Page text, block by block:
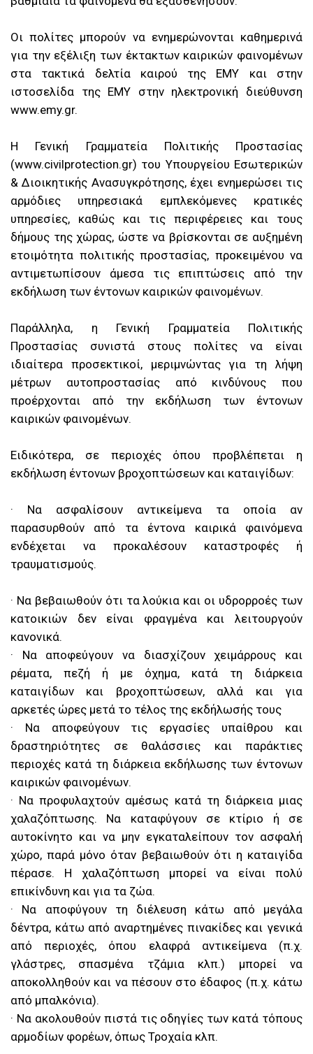
Οι πολίτες μπορούν να ενημερώνονται καθημερινά
για την εξέλιξη των έκτακτων καιρικών φαινομένων
στα τακτικά δελτία καιρού της ΕΜΥ και στην
ιστοσελίδα της ΕΜΥ στην ηλεκτρονική διεύθυνση
www.emy.gr.
Η Γενική Γραμματεία Πολιτικής Προστασίας
(www.civilprotection.gr) του Υπουργείου Εσωτερικών
& Διοικητικής Ανασυγκρότησης, έχει ενημερώσει τις
αρμόδιες υπηρεσιακά εμπλεκόμενες κρατικές
υπηρεσίες, καθώς και τις περιφέρειες και τους
δήμους της χώρας, ώστε να βρίσκονται σε αυξημένη
ετοιμότητα πολιτικής προστασίας, προκειμένου να
αντιμετωπίσουν άμεσα τις επιπτώσεις από την
εκδήλωση των έντονων καιρικών φαινομένων.
Παράλληλα, η Γενική Γραμματεία Πολιτικής
Προστασίας συνιστά στους πολίτες να είναι
ιδιαίτερα προσεκτικοί, μεριμνώντας για τη λήψη
μέτρων αυτοπροστασίας από κινδύνους που
προέρχονται από την εκδήλωση των έντονων
καιρικών φαινομένων.
Ειδικότερα, σε περιοχές όπου προβλέπεται η
εκδήλωση έντονων βροχοπτώσεων και καταιγίδων:
· Να ασφαλίσουν αντικείμενα τα οποία αν
παρασυρθούν από τα έντονα καιρικά φαινόμενα
ενδέχεται να προκαλέσουν καταστροφές ή
τραυματισμούς.
· Να βεβαιωθούν ότι τα λούκια και οι υδρορροές των
κατοικιών δεν είναι φραγμένα και λειτουργούν
κανονικά.
· Να αποφεύγουν να διασχίζουν χειμάρρους και
ρέματα, πεζή ή με όχημα, κατά τη διάρκεια
καταιγίδων και βροχοπτώσεων, αλλά και για
αρκετές ώρες μετά το τέλος της εκδήλωσής τους
· Να αποφεύγουν τις εργασίες υπαίθρου και
δραστηριότητες σε θαλάσσιες και παράκτιες
περιοχές κατά τη διάρκεια εκδήλωσης των έντονων
καιρικών φαινομένων.
· Να προφυλαχτούν αμέσως κατά τη διάρκεια μιας
χαλαζόπτωσης. Να καταφύγουν σε κτίριο ή σε
αυτοκίνητο και να μην εγκαταλείπουν τον ασφαλή
χώρο, παρά μόνο όταν βεβαιωθούν ότι η καταιγίδα
πέρασε. Η χαλαζόπτωση μπορεί να είναι πολύ
επικίνδυνη και για τα ζώα.
· Να αποφύγουν τη διέλευση κάτω από μεγάλα
δέντρα, κάτω από αναρτημένες πινακίδες και γενικά
από περιοχές, όπου ελαφρά αντικείμενα (π.χ.
γλάστρες, σπασμένα τζάμια κλπ.) μπορεί να
αποκολληθούν και να πέσουν στο έδαφος (π.χ. κάτω
από μπαλκόνια).
· Να ακολουθούν πιστά τις οδηγίες των κατά τόπους
αρμοδίων φορέων, όπως Τροχαία κλπ.